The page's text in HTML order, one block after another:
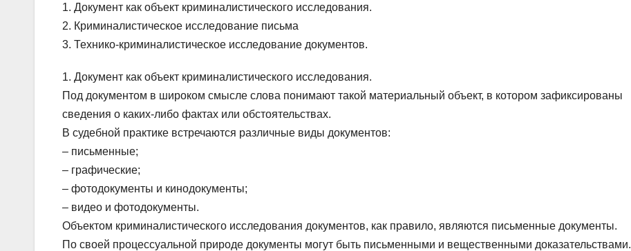
1. Документ как объект криминалистического исследования.
2. Криминалистическое исследование письма
3. Технико-криминалистическое исследование документов.
1. Документ как объект криминалистического исследования.
Под документом в широком смысле слова понимают такой материальный объект, в котором зафиксированы
сведения о каких-либо фактах или обстоятельствах.
В судебной практике встречаются различные виды документов:
– письменные;
– графические;
– фотодокументы и кинодокументы;
– видео и фотодокументы.
Объектом криминалистического исследования документов, как правило, являются письменные документы.
По своей процессуальной природе документы могут быть письменными и вещественными доказательствами.